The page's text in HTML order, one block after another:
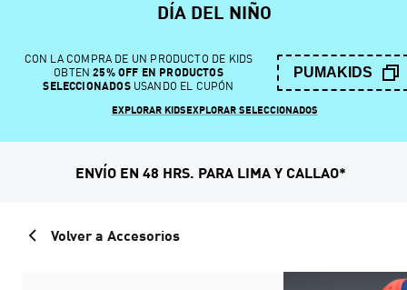
DÍA DEL NIÑO
CON LA COMPRA DE UN PRODUCTO DE KIDS
OBTEN 25% OFF EN PRODUCTOS
SELECCIONADOSUSANDO EL CUPÓN
PUMAKIDS
EXPLORAR KIDSEXPLORAR SELECCIONADOS
ENVÍO EN 48 HRS. PARA LIMA Y CALLAO*
Volver a Accesorios